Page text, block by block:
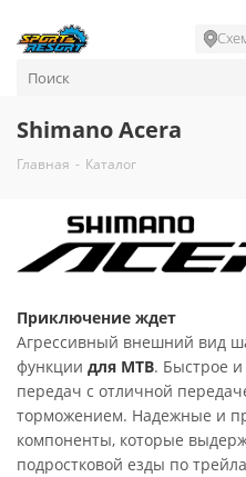
Shimano Acera
Главная - Каталог
Приключение ждет
Агрессивный внешний вид
функции для MTB. Быстрое
передач с отличной
торможением. Надежные и
компоненты, которые
подростковой езды по